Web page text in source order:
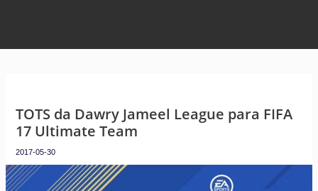
TOTS da Dawry Jameel League para FIFA
17 Ultimate Team
2017-05-30